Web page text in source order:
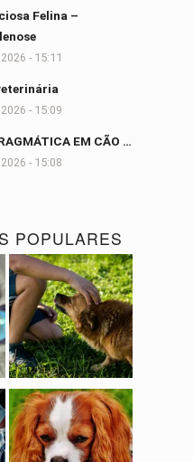
Felina –
- 15:11
- 15:09
EM CÃO …
- 15:08
POPULARES